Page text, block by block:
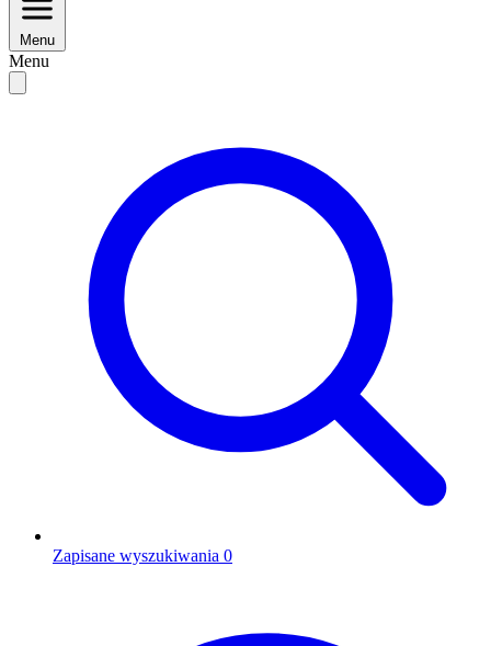
Menu
Menu
Zapisane wyszukiwania 0